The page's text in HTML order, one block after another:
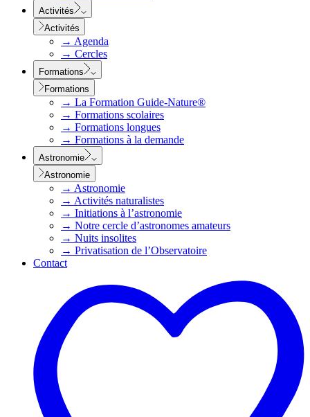
Activités
Activités
→ Agenda
→ Cercles
Formations
Formations
→ La Formation Guide-Nature®
→ Formations scolaires
→ Formations longues
→ Formations à la demande
Astronomie
Astronomie
→ Astronomie
→ Activités naturalistes
→ Initiations à l’astronomie
→ Notre cercle d’astronomes amateurs
→ Nuits insolites
→ Privatisation de l’Observatoire
Contact